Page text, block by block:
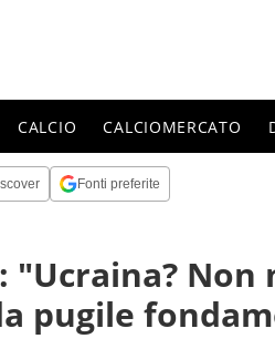
CALCIO CALCIOMERCATO
Fonti preferite
"Ucraina? Non
pugile